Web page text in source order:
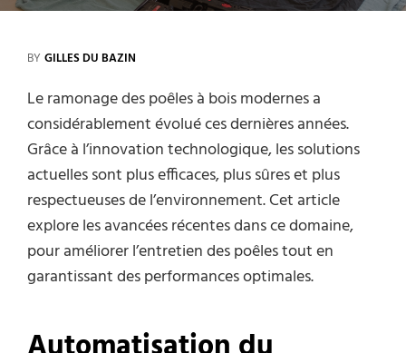
BY GILLES DU BAZIN
Le ramonage des poêles à bois modernes a
considérablement évolué ces dernières années.
Grâce à l’innovation technologique, les solutions
actuelles sont plus efficaces, plus sûres et plus
respectueuses de l’environnement. Cet article
explore les avancées récentes dans ce domaine,
pour améliorer l’entretien des poêles tout en
garantissant des performances optimales.